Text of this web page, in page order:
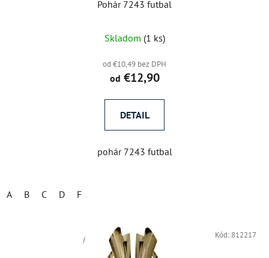
Pohár 7243 futbal
Skladom (1 ks)
od €10,49 bez DPH
od €12,90
DETAIL
pohár 7243 futbal
A B C D F
Kód: 812217